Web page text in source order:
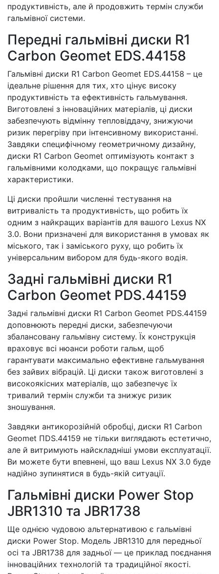
продуктивність, але й продовжить термін служби
гальмівної системи.
Передні гальмівні диски R1
Carbon Geomet EDS.44158
Гальмівні диски R1 Carbon Geomet EDS.44158 – це
ідеальне рішення для тих, хто цінує високу
продуктивність та ефективність гальмування.
Виготовлені з інноваційних матеріалів, ці диски
забезпечують відмінну тепловіддачу, знижуючи
ризик перегріву при інтенсивному використанні.
Завдяки специфічному геометричному дизайну,
диски R1 Carbon Geomet оптимізують контакт з
гальмівними колодками, що покращує гальмівні
характеристики.
Ці диски пройшли численні тестування на
витривалість та продуктивність, що робить їх
одним з найкращих варіантів для вашого Lexus NX
3.0. Вони призначені для використання в умовах як
міського, так і заміського руху, що робить їх
універсальним вибором для будь-якого водія.
Задні гальмівні диски R1
Carbon Geomet PDS.44159
Задні гальмівні диски R1 Carbon Geomet PDS.44159
доповнюють передні диски, забезпечуючи
збалансовану гальмівну систему. Їх конструкція
враховує всі нюанси роботи гальм, щоб
гарантувати максимально ефективне гальмування
без зайвих вібрацій. Ці диски також виготовлені з
високоякісних матеріалів, що забезпечує їх
тривалий термін служби та знижує ризик
зношування.
Завдяки антикорозійній обробці, диски R1 Carbon
Geomet ПDS.44159 не тільки виглядають естетично,
але й витримують найскладніші умови експлуатації.
Ви можете бути впевнені, що ваш Lexus NX 3.0 буде
надійно зупинятися в будь-якій ситуації.
Гальмівні диски Power Stop
JBR1310 та JBR1738
Ще однією чудовою альтернативою є гальмівні
диски Power Stop. Модель JBR1310 для передньої
осі та JBR1738 для задньої — це приклад поєднання
інноваційних технологій та традиційної якості.